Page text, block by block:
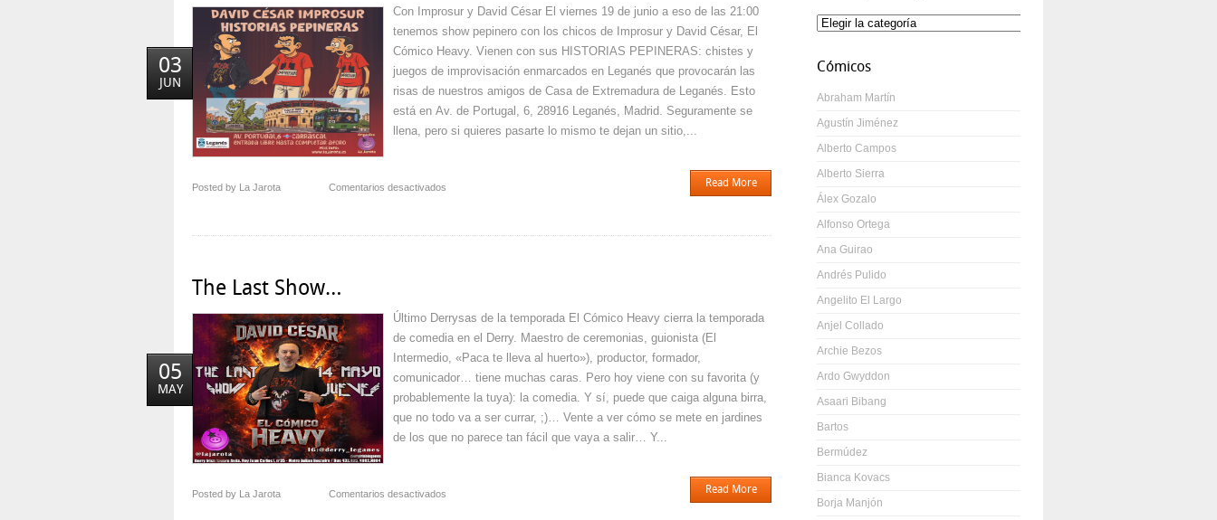
03
JUN
Con Improsur y David César El viernes 19 de junio a eso de las 21:00
tenemos show pepinero con los chicos de Improsur y David César, El
Cómico Heavy. Vienen con sus HISTORIAS PEPINERAS: chistes y
juegos de improvisación enmarcados en Leganés que provocarán las
risas de nuestros amigos de Casa de Extremadura de Leganés. Esto
está en Av. de Portugal, 6, 28916 Leganés, Madrid. Seguramente se
llena, pero si quieres pasarte lo mismo te dejan un sitio,...
Posted by La Jarota Comentarios desactivados Read More
The Last Show…
05
MAY
Último Derrysas de la temporada El Cómico Heavy cierra la temporada
de comedia en el Derry. Maestro de ceremonias, guionista (El
Intermedio, «Paca te lleva al huerto»), productor, formador,
comunicador… tiene muchas caras. Pero hoy viene con su favorita (y
probablemente la tuya): la comedia. Y sí, puede que caiga alguna birra,
que no todo va a ser currar, ;)… Vente a ver cómo se mete en jardines
de los que no parece tan fácil que vaya a salir… Y...
Posted by La Jarota Comentarios desactivados Read More
Buscar
Cómicos
Abraham Martín
Agustín Jiménez
Alberto Campos
Alberto Sierra
Álex Gozalo
Alfonso Ortega
Ana Guirao
Andrés Pulido
Angelito El Largo
Anjel Collado
Archie Bezos
Ardo Gwyddon
Asaari Bibang
Bartos
Bermúdez
Bianca Kovacs
Borja Manjón